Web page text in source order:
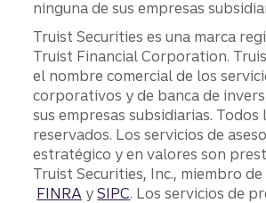
ninguna de sus empresas
Truist Securities es una marca
Truist Financial Corporation.
el nombre comercial de los
corporativos y de banca de
sus empresas subsidiarias. Todos
reservados. Los servicios de
estratégico y en valores son
Truist Securities, Inc., miembro de
FINRA ySIPC. Los servicios de